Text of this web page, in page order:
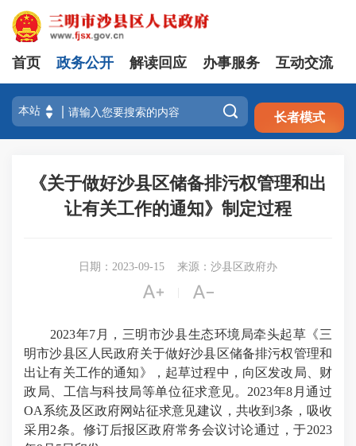
注册 登录
首页 政务公开 解读回应 办事服务 互动交流
 长者模式
《关于做好沙县区储备排污权管理和出
让有关工作的通知》制定过程
日期：2023-09-15 来源：沙县区政府办
 
2023年7月，三明市沙县生态环境局牵头起草《三
明市沙县区人民政府关于做好沙县区储备排污权管理和
出让有关工作的通知》，起草过程中，向区发改局、财
政局、工信与科技局等单位征求意见。2023年8月通过
OA系统及区政府网站征求意见建议，共收到3条，吸收
采用2条。修订后报区政府常务会议讨论通过，于2023